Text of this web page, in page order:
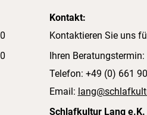
Kontakt:
Kontaktieren Sie uns
Ihren Beratungstermin:
Telefon: +49 (0) 661
Email:
Schlafkultur Lang e.K.